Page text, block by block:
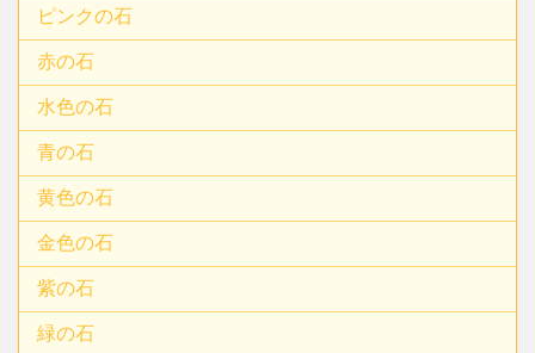
ピンクの石
赤の石
水色の石
青の石
黄色の石
金色の石
紫の石
緑の石